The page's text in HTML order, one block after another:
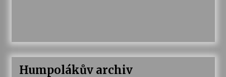
Humpolákův archiv